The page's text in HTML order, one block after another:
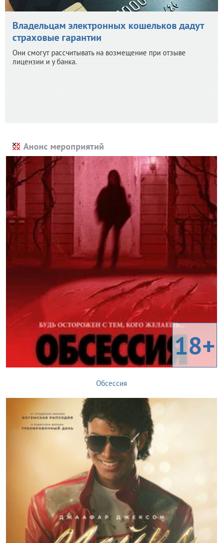
Владельцам электронных кошельков дадут
страховые гарантии
Они смогут рассчитывать на возмещение при отзыве
лицензии и у банка.
Анонс мероприятий
18+
Обсессия